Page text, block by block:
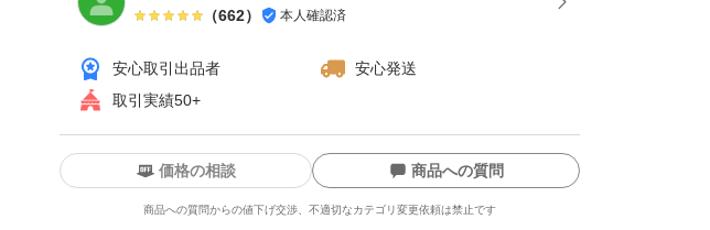
（662） 本人確認済
安心取引出品者
安心発送
取引実績50+
価格の相談 商品への質問
商品への質問からの値下げ交渉、不適切なカテゴリ変更依頼は禁止です